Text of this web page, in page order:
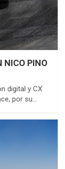
NICO PINO
digital y CX
por su…